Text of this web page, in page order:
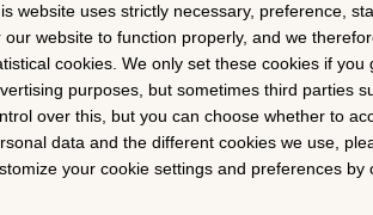
website uses strictly necessary, preference,
our website to function properly, and we
cookies. We only set these cookies if
purposes, but sometimes third parties
over this, but you can choose whether to
data and the different cookies we use,
your cookie settings and preferences by